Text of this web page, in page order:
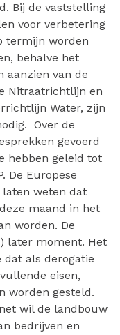
Bij de vaststelling
voor verbetering
termijn worden
behalve het
aanzien van de
Nitraatrichtlijn en
Water, zijn
Over de
gevoerd
hebben geleid tot
De Europese
weten dat
maand in het
worden. De
later moment. Het
als derogatie
eisen,
worden gesteld.
wil de landbouw
bedrijven en